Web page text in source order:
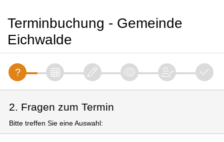
Terminbuchung - Gemeinde
Eichwalde
2. Fragen zum Termin
Bitte treffen Sie eine Auswahl: